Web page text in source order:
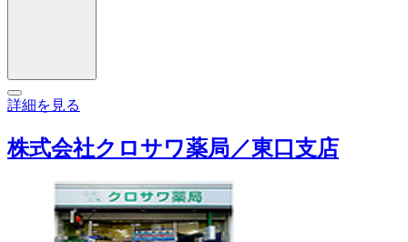
詳細を見る
株式会社クロサワ薬局／東口支店